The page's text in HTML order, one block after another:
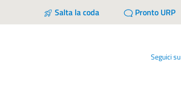
Salta la coda Pronto URP
Seguici su